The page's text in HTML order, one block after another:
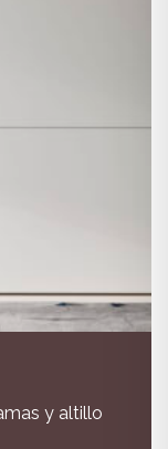
y altillo